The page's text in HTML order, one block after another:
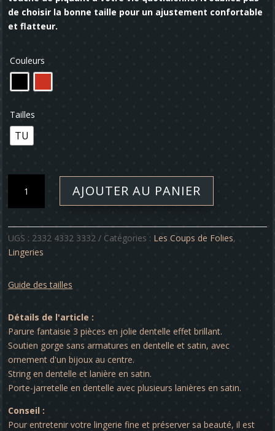
de choisir la bonne taille pour un ajustement confortable
et flatteur.
Couleurs
Tailles
TU
Ensemble
Tootsie
AJOUTER AU PANIER
UGS : 2332 4332 3332 Catégories : Les Coups de Folies,
Lingeries
Guide des tailles
Détails de l'article :
Parure fantaisie 3 pièces en jolie dentelle effet brillant.
Soutien gorge sans armatures en dentelle et satin, avec
ornement d'un bijoux au centre.
String en dentelle et lanière en satin.
Porte-jarretelle en dentelle avec plusieurs lanières en satin.
Conseil :
Pour entretenir votre lingerie fine et préserver sa beauté, il est